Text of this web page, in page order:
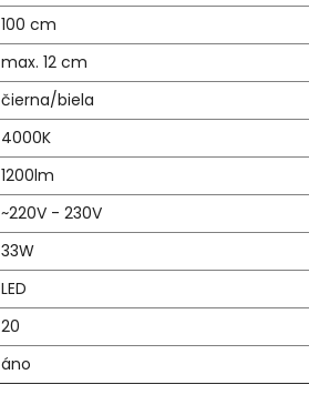
100 cm
max. 12 cm
čierna/biela
4000K
1200lm
~220V - 230V
33W
LED
20
áno